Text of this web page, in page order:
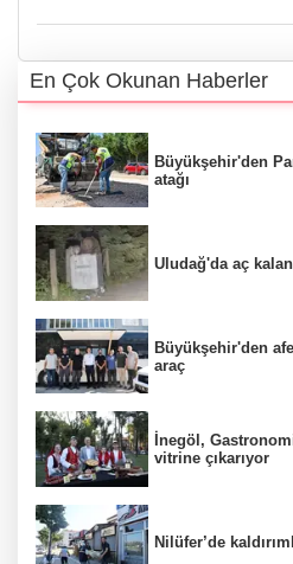
En Çok Okunan Haberler
Büyükşehir'den
atağı
Uludağ'da aç
Büyükşehir'den
araç
İnegöl,
vitrine çıkarıyor
Nilüfer’de